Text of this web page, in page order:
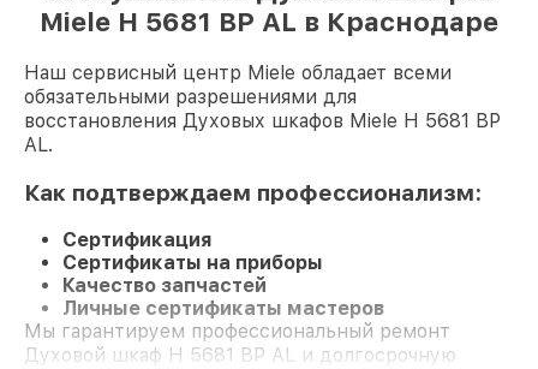
Miele H 5681 BP AL в Краснодаре
Наш сервисный центр Miele обладает всеми
обязательными разрешениями для
восстановления Духовых шкафов Miele H 5681 BP
AL.
Как подтверждаем профессионализм:
Сертификация
Сертификаты на приборы
Качество запчастей
Личные сертификаты мастеров
Мы гарантируем профессиональный ремонт
Духовой шкаф H 5681 BP AL и долгосрочную